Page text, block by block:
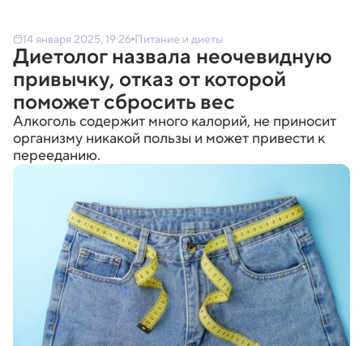
14 января 2025, 19:26 Питание и диеты
Диетолог назвала неочевидную
привычку, отказ от которой
поможет сбросить вес
Алкоголь содержит много калорий, не приносит
организму никакой пользы и может привести к
перееданию.